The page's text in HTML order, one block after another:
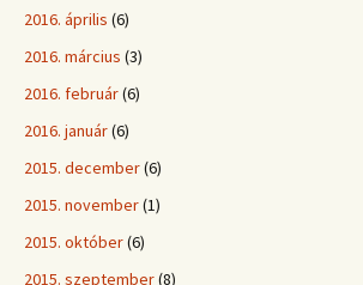
2016. április (6)
2016. március (3)
2016. február(6)
2016. január(6)
2015. december(6)
2015. november(1)
2015. október(6)
2015. szeptember(8)